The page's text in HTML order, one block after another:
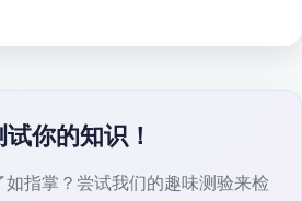
试你的知识！
指掌？尝试我们的趣味测验来检